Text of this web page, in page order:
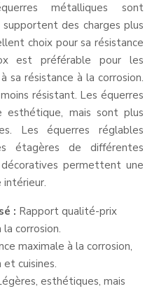
métalliques sont
des charges plus
choix pour sa résistance
est préférable pour les
sa résistance à la corrosion.
résistant. Les équerres
mais sont plus
Les équerres réglables
étagères de différentes
permettent une
: Rapport qualité-prix
corrosion.
maximale à la corrosion,
cuisines.
esthétiques, mais